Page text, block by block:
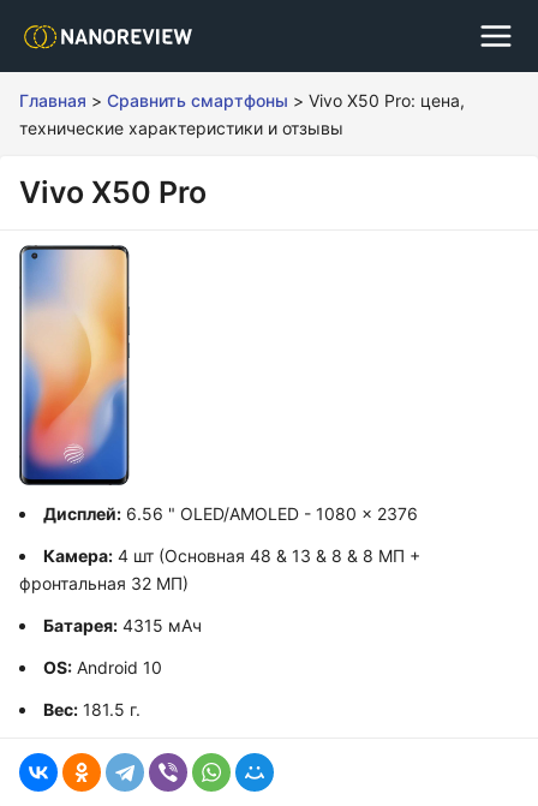
Главная > Сравнить смартфоны > Vivo X50 Pro: цена,
технические характеристики и отзывы
Vivo X50 Pro
Дисплей: 6.56 " OLED/AMOLED - 1080 x 2376
Камера: 4 шт (Основная 48 & 13 & 8 & 8 МП +
фронтальная 32 МП)
Батарея: 4315 мАч
OS: Android 10
Вес: 181.5 г.